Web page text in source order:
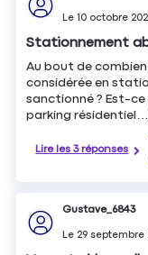
Le10 octobre
Stationnement
Au bout de
considérée en
sanctionné ? Est-
parking
Lire les 3 réponses
Gustave_6843
Le 29 septembre